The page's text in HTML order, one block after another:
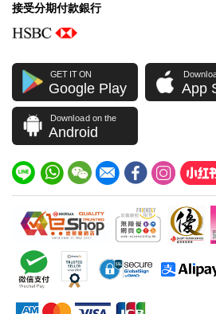
接受分期付款銀行
GET IT ON
Google Play App
Download on the
Android